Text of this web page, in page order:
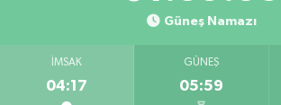
Güneş Namazı
İMSAK
04:17
GÜNEŞ
05:59